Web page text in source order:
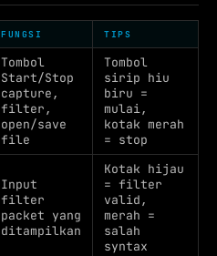
FUNGSI TIPS
Tombol
Start/Stop
capture,
filter,
open/save
file
Tombol
sirip hiu
biru =
mulai,
kotak merah
= stop
Input
filter
packet yang
ditampilkan
Kotak hijau
= filter
valid,
merah =
salah
syntax